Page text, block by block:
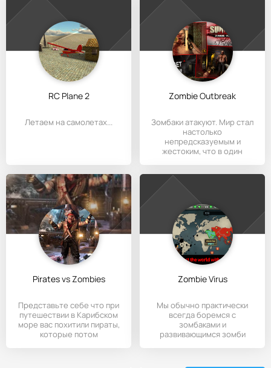
RC Plane 2
Летаем на самолетах...
Zombie Outbreak
Зомбаки атакуют. Мир стал
настолько
непредсказуемым и
жестоким, что в один
Pirates vs Zombies
Представьте себе что при
путешествии в Карибском
море вас похитили пираты,
которые потом
Zombie Virus
Мы обычно практически
всегда боремся с
зомбаками и
развивающимся зомби